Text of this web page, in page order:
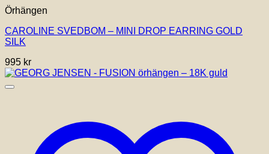
Örhängen
CAROLINE SVEDBOM – MINI DROP EARRING GOLD
SILK
995 kr